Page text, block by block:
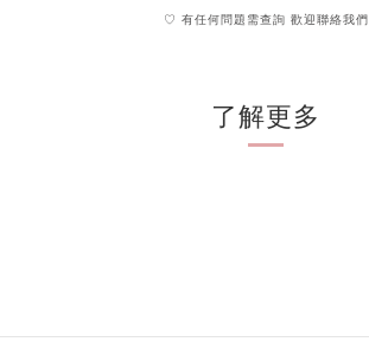
♡ 有任何問題需查詢 歡迎聯絡我們
了解更多